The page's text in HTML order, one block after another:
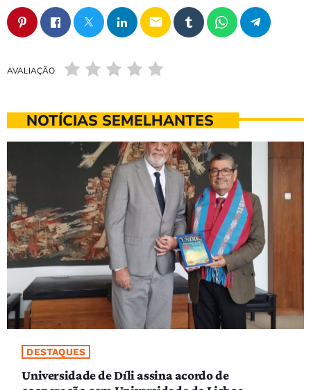
email
AVALIAÇÃO
NOTÍCIAS SEMELHANTES
DESTAQUES
Universidade de Díli assina acordo de